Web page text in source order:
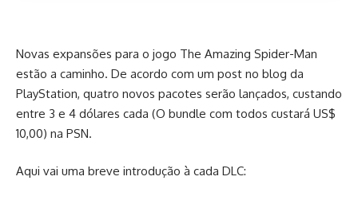
Novas expansões para o jogo The Amazing Spider-Man
estão a caminho. De acordo com um post no blog da
PlayStation, quatro novos pacotes serão lançados, custando
entre 3 e 4 dólares cada (O bundle com todos custará US$
10,00) na PSN.
Aqui vai uma breve introdução à cada DLC: